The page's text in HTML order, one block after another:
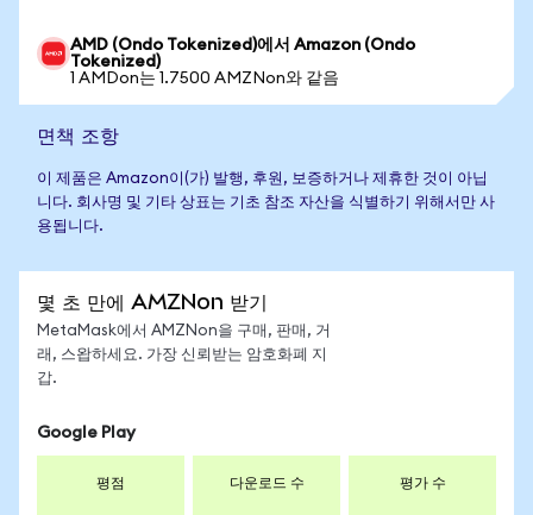
AMD (Ondo Tokenized)에서 Amazon (Ondo
Tokenized)
1 AMDon는 1.7500 AMZNon와 같음
면책 조항
이 제품은 Amazon이(가) 발행, 후원, 보증하거나 제휴한 것이 아닙
니다. 회사명 및 기타 상표는 기초 참조 자산을 식별하기 위해서만 사
용됩니다.
몇 초 만에 AMZNon 받기
MetaMask에서 AMZNon을 구매, 판매, 거
래, 스왑하세요. 가장 신뢰받는 암호화폐 지
갑.
Google Play
평점 다운로드 수 평가 수